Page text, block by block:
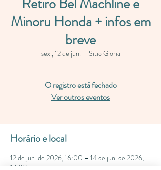
Minoru Honda + infos em
breve
sex., 12 de jun.
  |
Sitio Gloria
O registro está fechado
Ver outros eventos
Horário e local
12 de jun. de 2026, 16:00 – 14 de jun. de 2026,
17:00